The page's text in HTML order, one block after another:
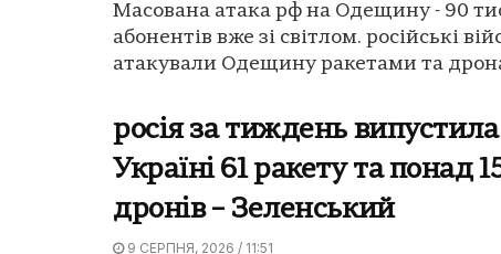
Масована атака рф на Одещину - 90
абонентів вже зі світлом. російські
атакували Одещину ракетами та
росія за тиждень
Україні 61 ракету та понад
дронів – Зеленський
9 СЕРПНЯ, 2026 / 11:51